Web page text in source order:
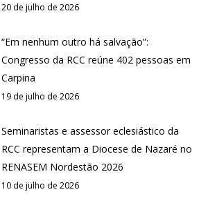
20 de julho de 2026
“Em nenhum outro há salvação”:
Congresso da RCC reúne 402 pessoas em
Carpina
19 de julho de 2026
Seminaristas e assessor eclesiástico da
RCC representam a Diocese de Nazaré no
RENASEM Nordestão 2026
10 de julho de 2026